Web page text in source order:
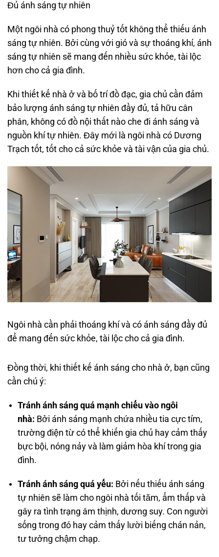
Đủ ánh sáng tự nhiên
Một ngôi nhà có phong thuỷ tốt không thể thiếu ánh
sáng tự nhiên. Bởi cùng với gió và sự thoáng khí, ánh
sáng tự nhiên sẽ mang đến nhiều sức khỏe, tài lộc
hơn cho cả gia đình.
Khi thiết kế nhà ở và bố trí đồ đạc, gia chủ cần đảm
bảo lượng ánh sáng tự nhiên đầy đủ, tả hữu cân
phân, không có đồ nội thất nào che đi ánh sáng và
nguồn khí tự nhiên. Đây mới là ngôi nhà có Dương
Trạch tốt, tốt cho cả sức khỏe và tài vận của gia chủ.
Ngôi nhà cần phải thoáng khí và có ánh sáng đầy đủ
để mang đến sức khỏe, tài lộc cho cả gia đình.
Đồng thời, khi thiết kế ánh sáng cho nhà ở, bạn cũng
cần chú ý:
Tránh ánh sáng quá mạnh chiếu vào ngôi
nhà: Bởi ánh sáng mạnh chứa nhiều tia cực tím,
trường điện từ có thể khiến gia chủ hay cảm thấy
bực bội, nóng nảy và làm giảm hòa khí trong gia
đình.
Tránh ánh sáng quá yếu: Bởi nếu thiếu ánh sáng
tự nhiên sẽ làm cho ngôi nhà tối tăm, ẩm thấp và
gây ra tình trạng âm thịnh, dương suy. Con người
sống trong đó hay cảm thấy lười biếng chán nản,
tư tưởng chậm chạp.